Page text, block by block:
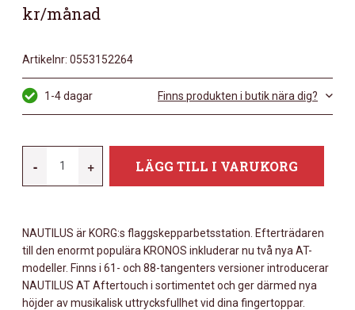
kr/månad
Artikelnr: 0553152264
1-4 dagar Finns produkten i butik nära dig?
-
NAUTILUS-
-
WORKSTATION
SYNTH
MÄNGD
+ LÄGG TILL I VARUKORG
NAUTILUS är KORG:s flaggskepparbetsstation. Efterträdaren
till den enormt populära KRONOS inkluderar nu två nya AT-
modeller. Finns i 61- och 88-tangenters versioner introducerar
NAUTILUS AT Aftertouch i sortimentet och ger därmed nya
höjder av musikalisk uttrycksfullhet vid dina fingertoppar.